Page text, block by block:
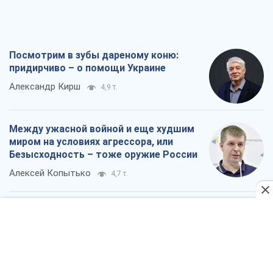
Посмотрим в зубы дареному коню:
придирчиво – о помощи Украине
Александр Кирш 4,9 т.
Между ужасной войной и еще худшим
миром на условиях агрессора, или
Безысходность – тоже оружие России
Алексей Копытько 4,7 т.